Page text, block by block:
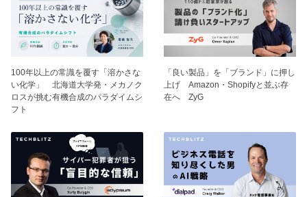
100年以上の常識を覆す「溶かさな
い化学」 北海道大学発・メカノク
ロスが挑む有機合成のパラダイムシ
フト
「良い製品」を「ブランド」に押し
上げ Amazon・Shopifyと並ぶ存
在へ ZyG